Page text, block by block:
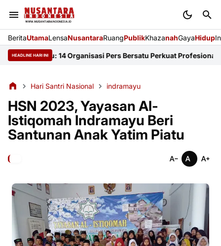
BeritaUtamaLensaNusantaraRuangPublikKhazanahGayaHidup
HEADLINE HARI INI14 Organisasi Pers Bersatu Perkuat Profesionalisme
Hari Santri Nasional indramayu
HSN 2023, Yayasan Al-
Istiqomah Indramayu Beri
Santunan Anak Yatim Piatu